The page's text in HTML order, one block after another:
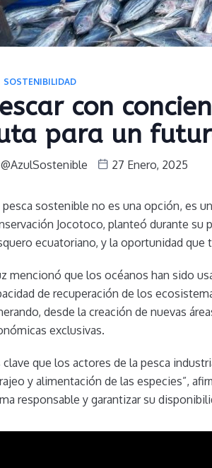
SOSTENIBILIDAD
con
para un
@AzulSostenible 27 Enero, 2025
pesca sostenible no es una opción, es
Jocotoco, planteó durante su
ecuatoriano, y la oportunidad que
mencionó que los océanos han sido
de recuperación de los
desde la creación de nuevas
exclusivas.
clave que los actores de la pesca
y alimentación de las especies”,
responsable y garantizar su